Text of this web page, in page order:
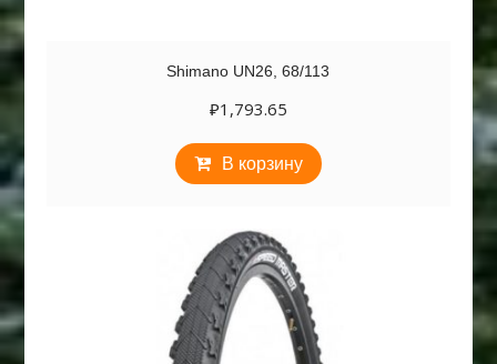
Shimano UN26, 68/113
₽1,793.65
В корзину